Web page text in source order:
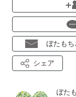
ぼたも
シェア
ぼた